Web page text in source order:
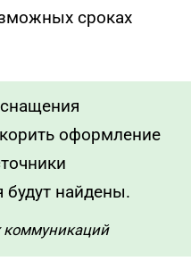
сроках
оформление
найдены.
коммуникаций